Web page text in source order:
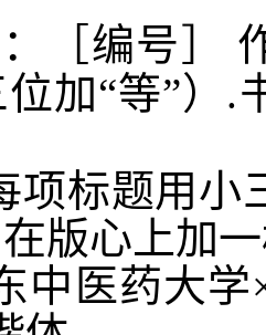
［编号］
加“等”） .
项标题用小
版心上加
中医药大